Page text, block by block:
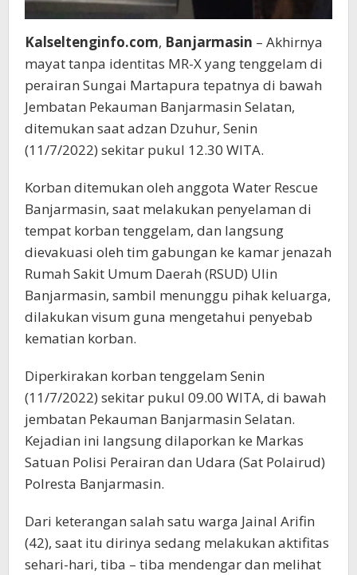
Kalseltenginfo.com, Banjarmasin – Akhirnya
mayat tanpa identitas MR-X yang tenggelam di
perairan Sungai Martapura tepatnya di bawah
Jembatan Pekauman Banjarmasin Selatan,
ditemukan saat adzan Dzuhur, Senin
(11/7/2022) sekitar pukul 12.30 WITA.
Korban ditemukan oleh anggota Water Rescue
Banjarmasin, saat melakukan penyelaman di
tempat korban tenggelam, dan langsung
dievakuasi oleh tim gabungan ke kamar jenazah
Rumah Sakit Umum Daerah (RSUD) Ulin
Banjarmasin, sambil menunggu pihak keluarga,
dilakukan visum guna mengetahui penyebab
kematian korban.
Diperkirakan korban tenggelam Senin
(11/7/2022) sekitar pukul 09.00 WITA, di bawah
jembatan Pekauman Banjarmasin Selatan.
Kejadian ini langsung dilaporkan ke Markas
Satuan Polisi Perairan dan Udara (Sat Polairud)
Polresta Banjarmasin.
Dari keterangan salah satu warga Jainal Arifin
(42), saat itu dirinya sedang melakukan aktifitas
sehari-hari, tiba – tiba mendengar dan melihat